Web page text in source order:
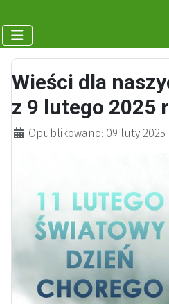
Wieści dla
z 9 lutego 2025
Szczegóły
Opublikowano: 09 luty 2025